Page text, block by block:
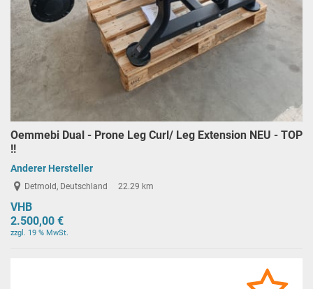
Oemmebi Dual - Prone Leg Curl/ Leg Extension NEU - TOP
!!
Anderer Hersteller
Detmold, Deutschland 22.29 km
VHB
2.500,00 €
zzgl. 19 % MwSt.